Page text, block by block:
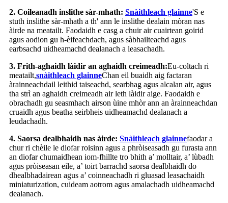
2. Coileanadh inslithe sàr-mhath: Snàithleach glainne'S e
stuth inslithe sàr-mhath a th' ann le inslithe dealain mòran nas
àirde na meatailt. Faodaidh e casg a chuir air cuairtean goirid
agus aodion gu h-èifeachdach, agus sàbhailteachd agus
earbsachd uidheamachd dealanach a leasachadh.
3. Frith-aghaidh làidir an aghaidh creimeadh:Eu-coltach ri
meatailt,snàithleach glainneChan eil buaidh aig factaran
àrainneachdail leithid taiseachd, searbhag agus alcalan air, agus
tha strì an aghaidh creimeadh air leth làidir aige. Faodaidh e
obrachadh gu seasmhach airson ùine mhòr ann an àrainneachdan
cruaidh agus beatha seirbheis uidheamachd dealanach a
leudachadh.
4. Saorsa dealbhaidh nas àirde: Snàithleach glainnefaodar a
chur ri chèile le diofar roisinn agus a phròiseasadh gu furasta ann
an diofar chumaidhean iom-fhillte tro bhith a’ molltair, a’ lùbadh
agus pròiseasan eile, a’ toirt barrachd saorsa dealbhaidh do
dhealbhadairean agus a’ coinneachadh ri gluasad leasachaidh
miniaturization, cuideam aotrom agus amalachadh uidheamachd
dealanach.